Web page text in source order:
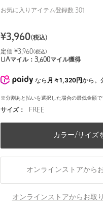
お気に入りアイテム登録数 301
¥3,960(税込)
定価 ¥3,960(税込)
UAマイル： 3,600マイル獲得
なら 月々1,320円から。
※分割あと払いを選択した場合の最低金額で
サイズ： FREE
カラー/サイズ
オンラインストアから
オンラインストアからお取